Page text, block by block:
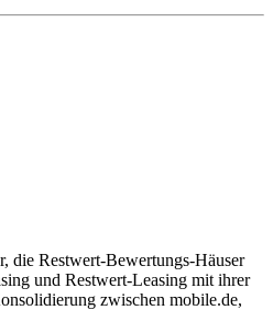
die Restwert-Bewertungs-Häuser
und Restwert-Leasing mit ihrer
zwischen mobile.de,